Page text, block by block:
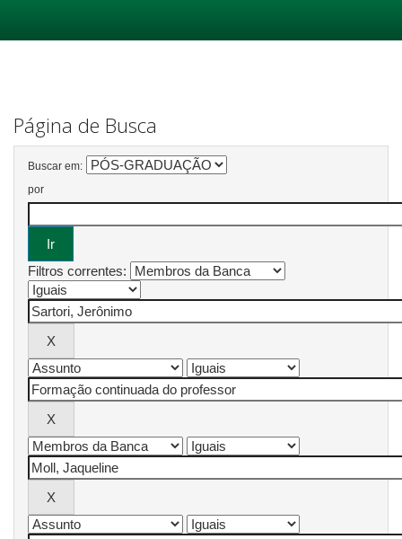
Página de Busca
Buscar em:
por
Filtros correntes: